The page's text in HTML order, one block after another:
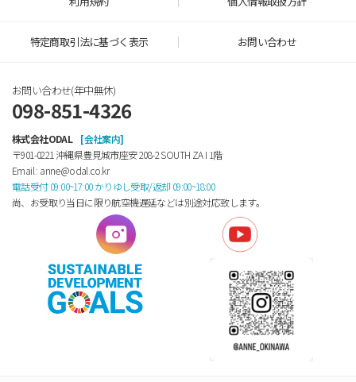
特定商取引法に基づく表示 お問い合わせ
お問い合わせ(年中無休)
098-851-4326
株式会社ODAL
[会社案内]
〒901-0221 沖縄県豊見城市座安 208-2 SOUTH ZA Ⅰ 1階
Email : anne@odal.co.kr
電話受付 09:00~17:00 かりゆし受取/返却 09:00~18:00
尚、お受取り当日に限り航空機遅延などは別途対応致します。